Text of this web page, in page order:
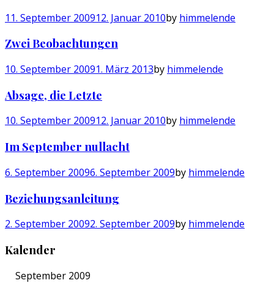
11. September 200912. Januar 2010by himmelende
Zwei Beobachtungen
10. September 20091. März 2013by himmelende
Absage, die Letzte
10. September 200912. Januar 2010by himmelende
Im September nullacht
6. September 20096. September 2009by himmelende
Beziehungsanleitung
2. September 20092. September 2009by himmelende
Kalender
September 2009